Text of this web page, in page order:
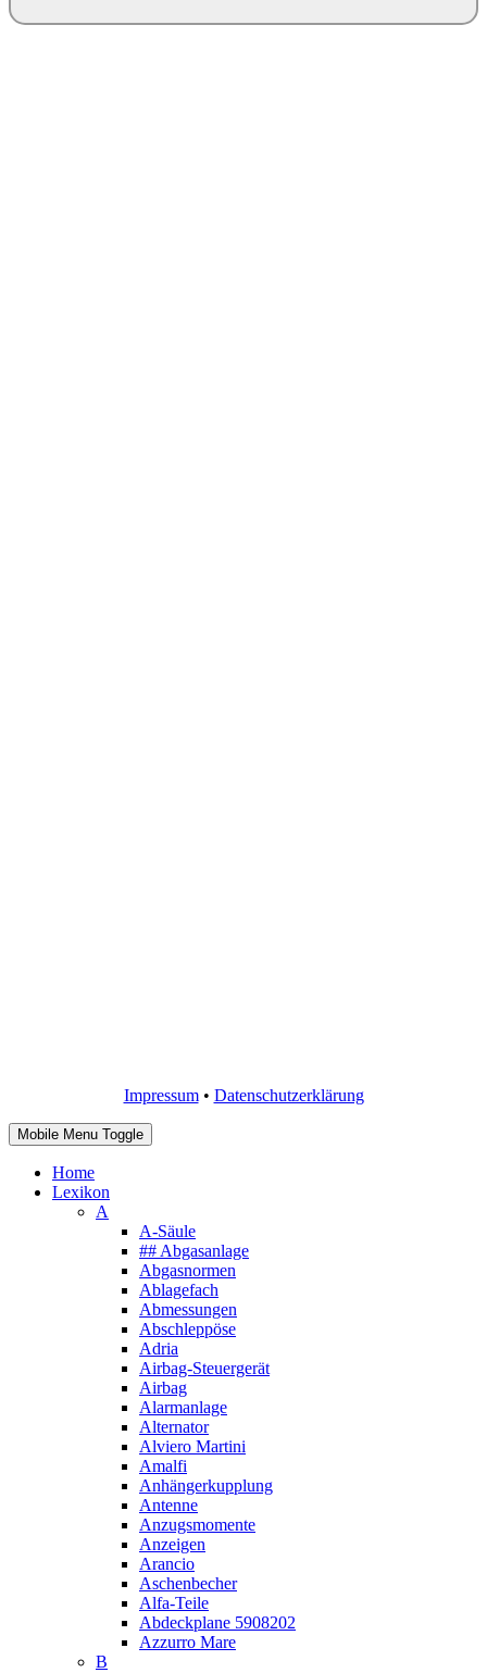
Impressum• Datenschutzerklärung
Mobile Menu Toggle
Home
Lexikon
A
A-Säule
## Abgasanlage
Abgasnormen
Ablagefach
Abmessungen
Abschleppöse
Adria
Airbag-Steuergerät
Airbag
Alarmanlage
Alternator
Alviero Martini
Amalfi
Anhängerkupplung
Antenne
Anzugsmomente
Anzeigen
Arancio
Aschenbecher
Alfa-Teile
Abdeckplane 5908202
Azzurro Mare
B